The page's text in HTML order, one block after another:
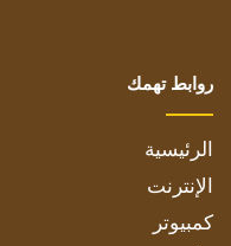
روابط تهمك
الرئيسية
الإنترنت
كمبيوتر